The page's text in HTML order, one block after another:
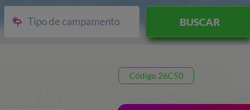
Tipo de campamento BUSCAR
Código 26C50